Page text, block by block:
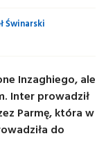
Świnarski
Inzaghiego, ale
Inter prowadził
Parmę, która w
do